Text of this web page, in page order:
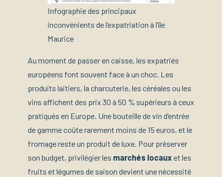
Infographie des principaux
inconvénients de l’expatriation à l’île
Maurice
Au moment de passer en caisse, les expatriés
européens font souvent face à un choc. Les
produits laitiers, la charcuterie, les céréales ou les
vins affichent des prix 30 à 50 % supérieurs à ceux
pratiqués en Europe. Une bouteille de vin d’entrée
de gamme coûte rarement moins de 15 euros, et le
fromage reste un produit de luxe. Pour préserver
son budget, privilégier les marchés locauxet les
fruits et légumes de saison devient une nécessité